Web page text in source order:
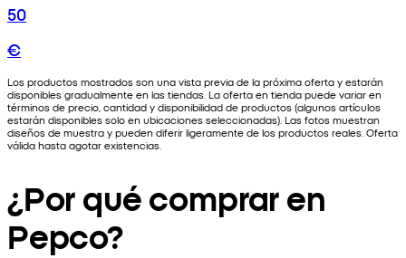
50
€
Los productos mostrados son una vista previa de la próxima oferta y estarán
disponibles gradualmente en las tiendas. La oferta en tienda puede variar en
términos de precio, cantidad y disponibilidad de productos (algunos artículos
estarán disponibles solo en ubicaciones seleccionadas). Las fotos muestran
diseños de muestra y pueden diferir ligeramente de los productos reales. Oferta
válida hasta agotar existencias.
¿Por qué comprar en
Pepco?